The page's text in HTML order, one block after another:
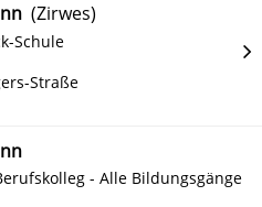
(Zirwes)
Schule
Straße
- Alle Bildungsgänge